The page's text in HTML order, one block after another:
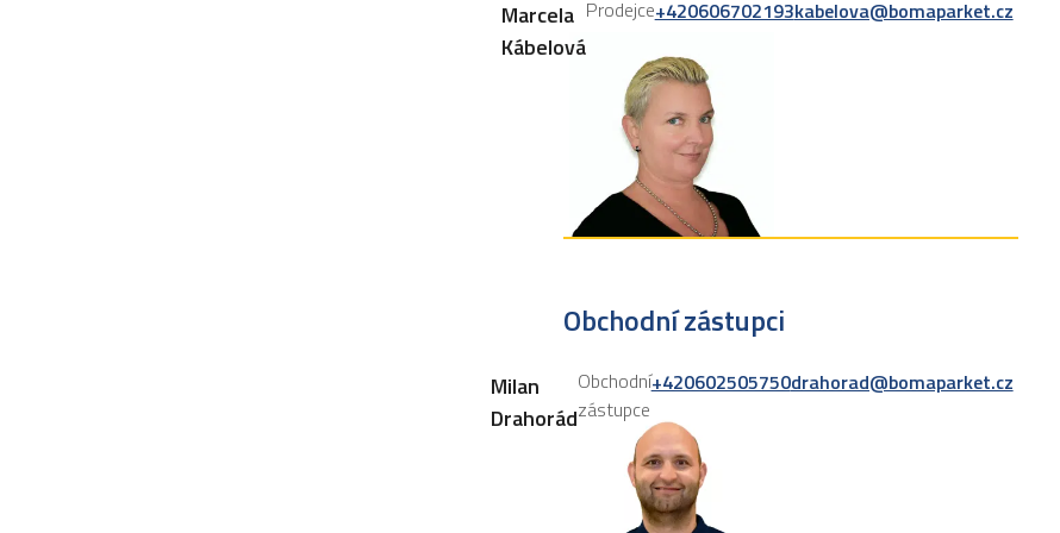
Marcela
Kábelová
Prodejce+420606702193kabelova@bomaparket.cz
Obchodní zástupci
Milan
Drahorád
Obchodní
zástupce
+420602505750drahorad@bomaparket.cz